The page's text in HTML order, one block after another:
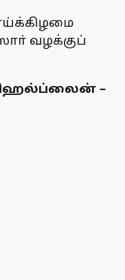
வழக்குப்
ஹெல்ப்லைன் –